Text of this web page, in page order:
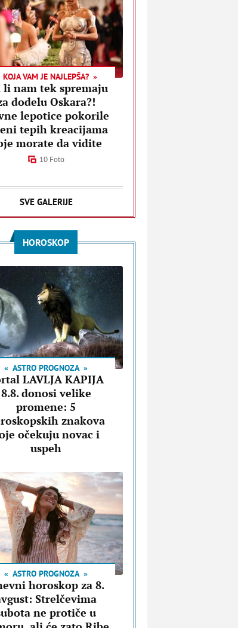
KOJA VAM JE NAJLEPŠA?
li nam tek spremaju
dodelu Oskara?!
lepotice pokorile
tepih kreacijama
morate da vidite
10 Foto
SVE GALERIJE
HOROSKOP
ASTRO PROGNOZA
LAVLJA KAPIJA
8.8. donosi velike
promene: 5
znakova
očekuju novac i
uspeh
ASTRO PROGNOZA
horoskop za 8.
Strelčevima
ne protiče u